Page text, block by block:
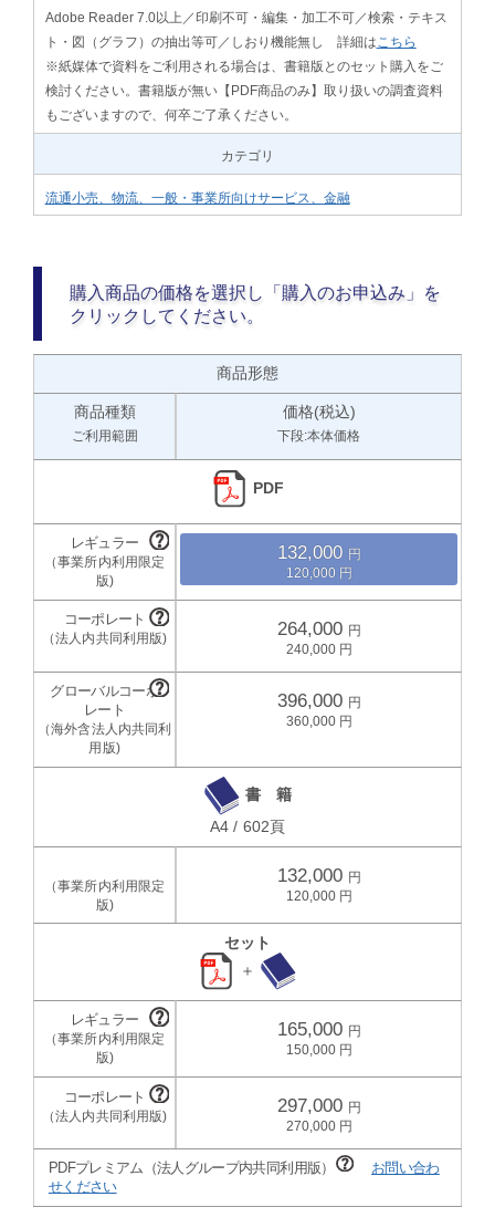
Adobe Reader 7.0以上／印刷不可・編集・加工不可／検索・テキス
ト・図（グラフ）の抽出等可／しおり機能無し 詳細は こちら
※紙媒体で資料をご利用される場合は、書籍版とのセット購入をご
検討ください。書籍版が無い【PDF商品のみ】取り扱いの調査資料
もございますので、何卒ご了承ください。
カテゴリ
流通小売、物流、一般・事業所向けサービス、金融
購入商品の価格を選択し「購入のお申込み」を
クリックしてください。
商品形態
商品種類
ご利用範囲
価格(税込)
下段:本体価格
PDF
132,000
120,000
264,000
240,000
396,000
360,000
書 籍
A4 / 602頁
132,000
120,000
セット
＋
165,000
150,000
297,000
270,000
PDFプレミアム（法人グループ内共同利用版）
お問い合わ
せください